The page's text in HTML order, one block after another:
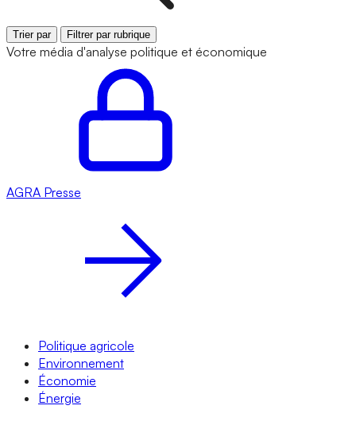
Trier par Filtrer par rubrique
Votre média d'analyse politique et économique
AGRA Presse
Politique agricole
Environnement
Économie
Énergie